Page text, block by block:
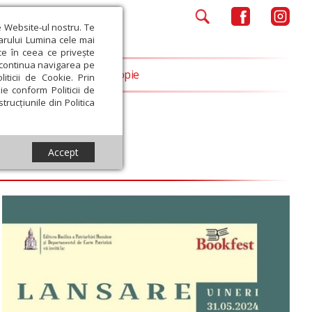
ul nostru. Te
Lumina cele mai
în ceea ce privește
navigarea pe
de Cookie. Prin
conform Politicii de
din Politica
Accept
Opinii Filantropie